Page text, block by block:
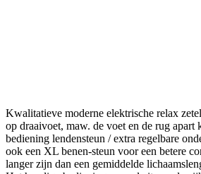
Kwalitatieve moderne elektrische relax
op draaivoet, maw. de voet en de rug apart
bediening lendensteun / extra regelbare
ook een XL benen-steun voor een betere
langer zijn dan een gemiddelde